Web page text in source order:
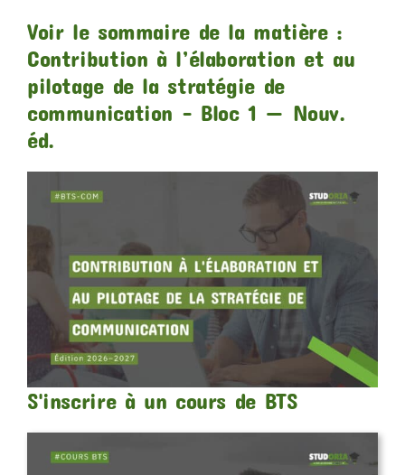
Voir le sommaire de la matière :
Contribution à l’élaboration et au
pilotage de la stratégie de
communication – Bloc 1 — Nouv.
éd.
S'inscrire à un cours de BTS